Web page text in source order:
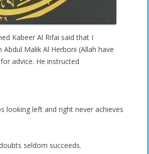
Kabeer Al Rifai said that I
Abdul Malik Al Herboni (Allah have
advice. He instructed
looking left and right never achieves
seldom succeeds.